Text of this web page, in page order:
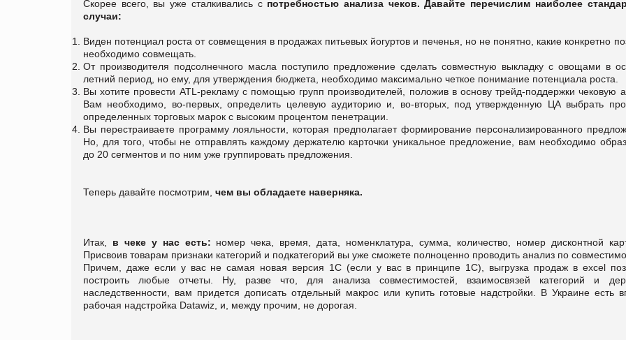
Скорее всего, вы уже сталкивались с потребностью анализа чеков. Давайте перечислим наиболее
случаи:
Виден потенциал роста от совмещения в продажах питьевых йогуртов и печенья, но не понятно, какие конкретно
необходимо совмещать.
От производителя подсолнечного масла поступило предложение сделать совместную выкладку с овощами в
летний период, но ему, для утверждения бюджета, необходимо максимально четкое понимание потенциала роста.
Вы хотите провести ATL-рекламу с помощью групп производителей, положив в основу трейд-поддержки чековую
Вам необходимо, во-первых, определить целевую аудиторию и, во-вторых, под утвержденную ЦА выбрать
определенных торговых марок с высоким процентом пенетрации.
Вы перестраиваете программу лояльности, которая предполагает формирование персонализированного
Но, для того, чтобы не отправлять каждому держателю карточки уникальное предложение, вам необходимо
до 20 сегментов и по ним уже группировать предложения.
Теперь давайте посмотрим, чем вы обладаете наверняка.
Итак, в чеке у нас есть: номер чека, время, дата, номенклатура, сумма, количество, номер дисконтной
Присвоив товарам признаки категорий и подкатегорий вы уже сможете полноценно проводить анализ по
Причем, даже если у вас не самая новая версия 1С (если у вас в принципе 1С), выгрузка продаж в excel
построить любые отчеты. Ну, разве что, для анализа совместимостей, взаимосвязей категорий и
наследственности, вам придется дописать отдельный макрос или купить готовые надстройки. В Украине есть
рабочая надстройка Datawiz, и, между прочим, не дорогая.